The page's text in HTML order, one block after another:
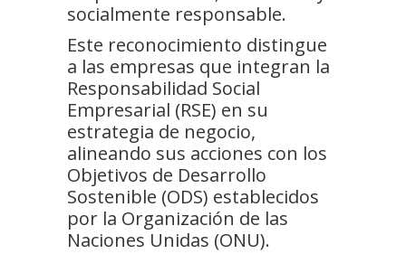
socialmente responsable.
Este reconocimiento distingue
a las empresas que integran la
Responsabilidad Social
Empresarial (RSE) en su
estrategia de negocio,
alineando sus acciones con los
Objetivos de Desarrollo
Sostenible (ODS) establecidos
por la Organización de las
Naciones Unidas (ONU).